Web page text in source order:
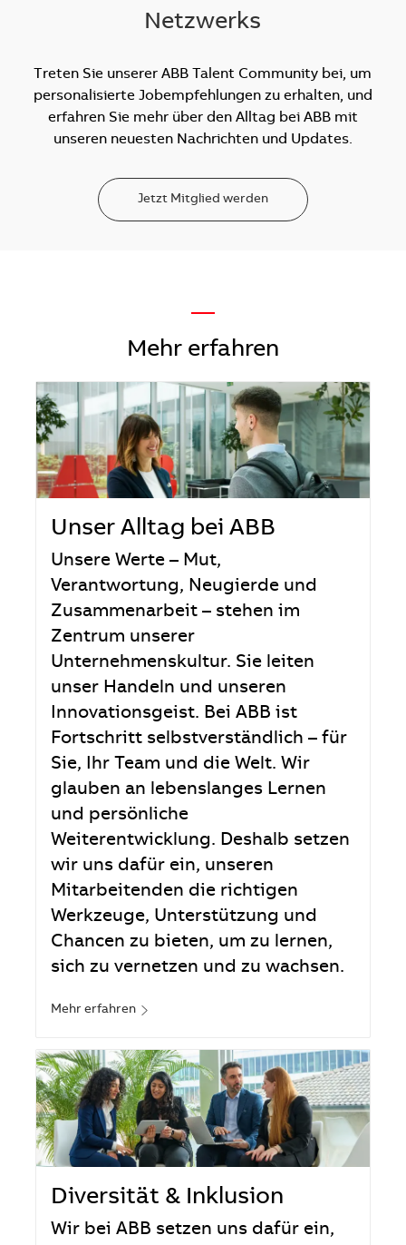
Netzwerks
Treten Sie unserer ABB Talent Community bei, um
personalisierte Jobempfehlungen zu erhalten, und
erfahren Sie mehr über den Alltag bei ABB mit
unseren neuesten Nachrichten und Updates.
Jetzt Mitglied werden
—
Mehr erfahren
Unser Alltag bei ABB
Unsere Werte – Mut,
Verantwortung, Neugierde und
Zusammenarbeit – stehen im
Zentrum unserer
Unternehmenskultur. Sie leiten
unser Handeln und unseren
Innovationsgeist. Bei ABB ist
Fortschritt selbstverständlich – für
Sie, Ihr Team und die Welt. Wir
glauben an lebenslanges Lernen
und persönliche
Weiterentwicklung. Deshalb setzen
wir uns dafür ein, unseren
Mitarbeitenden die richtigen
Werkzeuge, Unterstützung und
Chancen zu bieten, um zu lernen,
sich zu vernetzen und zu wachsen.
Mehr erfahren
Diversität & Inklusion
Wir bei ABB setzen uns dafür ein,